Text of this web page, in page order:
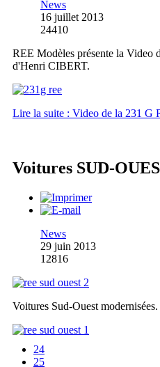
News
16 juillet 2013
24410
REE Modèles présente la Video
d'Henri CIBERT.
Lire la suite : Video de la 231 G
Voitures SUD-
News
29 juin 2013
12816
Voitures Sud-Ouest modernisées.
24
25